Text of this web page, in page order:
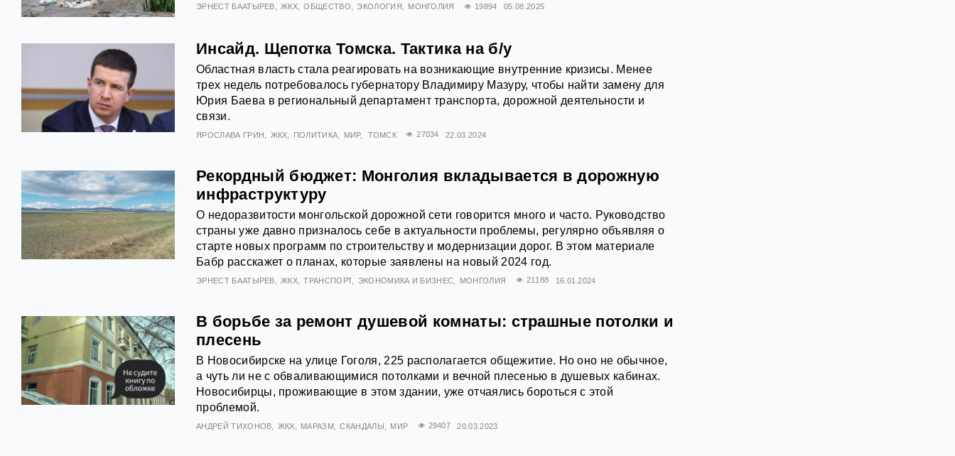
ЭРНЕСТ БААТЫРЕВ ЖКХ ОБЩЕСТВО ЭКОЛОГИЯ МОНГОЛИЯ 19894 05.08.2025
Инсайд. Щепотка Томска. Тактика на б/у
Областная власть стала реагировать на возникающие внутренние кризисы. Менее
трех недель потребовалось губернатору Владимиру Мазуру, чтобы найти замену для
Юрия Баева в региональный департамент транспорта, дорожной деятельности и
связи.
ЯРОСЛАВА ГРИН ЖКХ ПОЛИТИКА МИР ТОМСК 27034 22.03.2024
Рекордный бюджет: Монголия вкладывается в дорожную
инфраструктуру
О недоразвитости монгольской дорожной сети говорится много и часто. Руководство
страны уже давно призналось себе в актуальности проблемы, регулярно объявляя о
старте новых программ по строительству и модернизации дорог. В этом материале
Бабр расскажет о планах, которые заявлены на новый 2024 год.
ЭРНЕСТ БААТЫРЕВ ЖКХ ТРАНСПОРТ ЭКОНОМИКА И БИЗНЕС МОНГОЛИЯ 21188 16.01.2024
В борьбе за ремонт душевой комнаты: страшные потолки и
плесень
В Новосибирске на улице Гоголя, 225 располагается общежитие. Но оно не обычное,
а чуть ли не с обваливающимися потолками и вечной плесенью в душевых кабинах.
Новосибирцы, проживающие в этом здании, уже отчаялись бороться с этой
проблемой.
АНДРЕЙ ТИХОНОВ ЖКХ МАРАЗМ СКАНДАЛЫ МИР 29407 20.03.2023